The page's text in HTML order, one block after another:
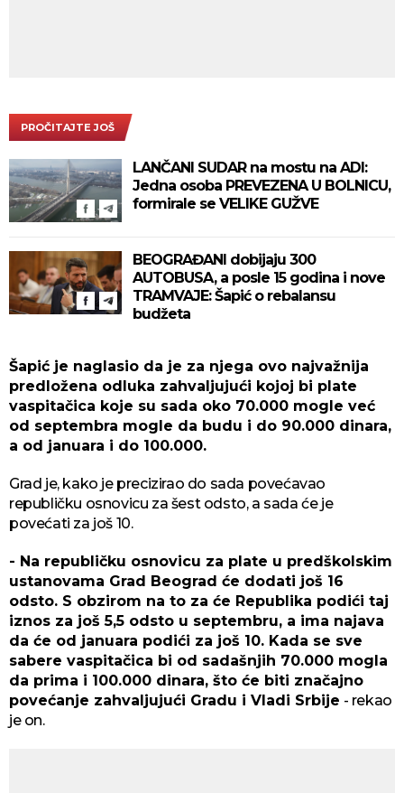
PROČITAJTE JOŠ
LANČANI SUDAR na mostu na ADI:
Jedna osoba PREVEZENA U BOLNICU,
formirale se VELIKE GUŽVE
BEOGRAĐANI dobijaju 300
AUTOBUSA, a posle 15 godina i nove
TRAMVAJE: Šapić o rebalansu
budžeta
Šapić je naglasio da je za njega ovo najvažnija
predložena odluka zahvaljujući kojoj bi plate
vaspitačica koje su sada oko 70.000 mogle već
od septembra mogle da budu i do 90.000 dinara,
a od januara i do 100.000.
Grad je, kako je precizirao do sada povećavao
republičku osnovicu za šest odsto, a sada će je
povećati za još 10.
- Na republičku osnovicu za plate u predškolskim
ustanovama Grad Beograd će dodati još 16
odsto. S obzirom na to za će Republika podići taj
iznos za još 5,5 odsto u septembru, a ima najava
da će od januara podići za još 10. Kada se sve
sabere vaspitačica bi od sadašnjih 70.000 mogla
da prima i 100.000 dinara, što će biti značajno
povećanje zahvaljujući Gradu i Vladi Srbije - rekao
je on.